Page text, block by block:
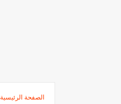
الصفحة الرئيسية